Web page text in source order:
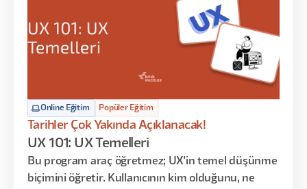
Online Eğitim Popüler Eğitim
Tarihler Çok Yakında Açıklanacak!
UX 101: UX Temelleri
Bu program araç öğretmez; UX'in temel düşünme
biçimini öğretir. Kullanıcının kim olduğunu, ne